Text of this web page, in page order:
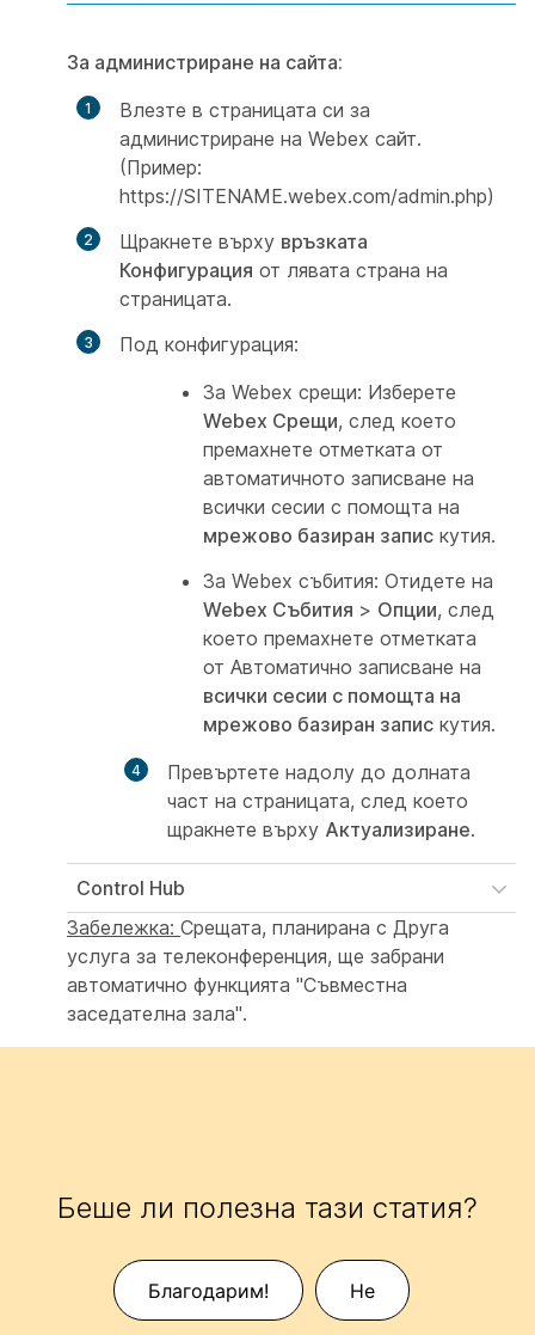
За администриране на сайта:
Влезте в страницата си за
администриране на Webex сайт.
(Пример:
https://SITENAME.webex.com/admin.php)
Щракнете върху връзката
Конфигурация от лявата страна на
страницата.
Под конфигурация:
За Webex срещи: Изберете
Webex Срещи, след което
премахнете отметката от
автоматичното записване на
всички сесии с помощта на
мрежово базиран запис кутия.
За Webex събития: Отидете на
Webex Събития > Опции, след
което премахнете отметката
от Автоматично записване на
всички сесии с помощта на
мрежово базиран запис кутия.
Превъртете надолу до долната
част на страницата, след което
щракнете върху Актуализиране.
Control Hub
Забележка: Срещата, планирана с Друга
услуга за телеконференция, ще забрани
автоматично функцията "Съвместна
заседателна зала".
Беше ли полезна тази статия?
Благодарим! Не